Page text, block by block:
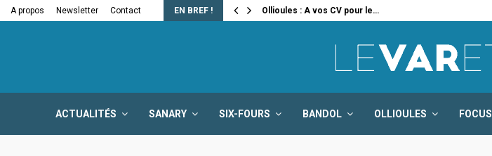
A propos Newsletter Contact EN BREF !
la fermeture… Ollioules : A vos CV pour le…
ACTUALITÉS SANARY SIX-FOURS BANDOL OLLIOULES FOCUS